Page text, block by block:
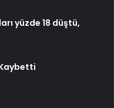
yüzde 18 düştü,
Kaybetti